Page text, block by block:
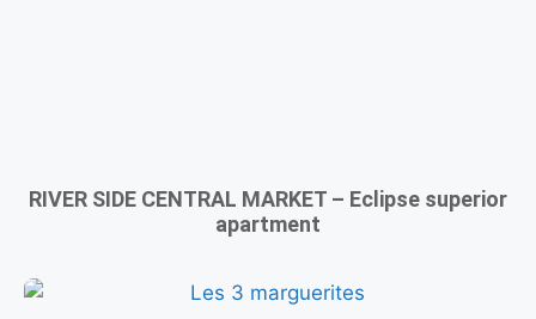
RIVER SIDE CENTRAL MARKET – Eclipse superior
apartment